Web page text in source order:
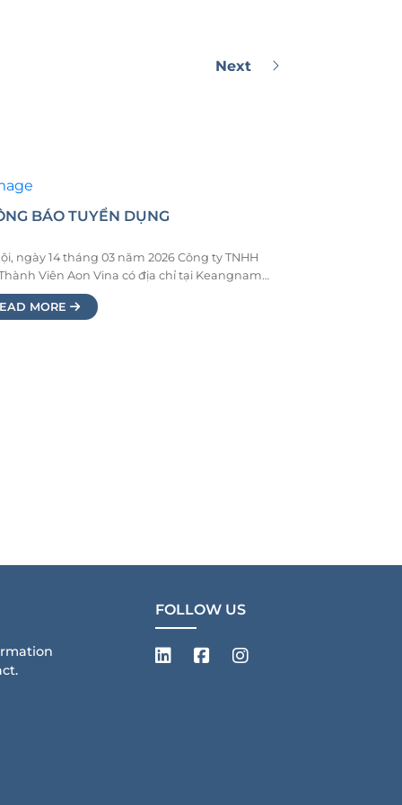
Next
BÁO TUYỂN DỤNG
ngày 14 tháng 03 năm 2026 Công ty TNHH
Viên Aon Vina có địa chỉ tại Keangnam
Landmark Tower, Khu E6 KĐT Mới Cầu Giấy,
Yên Hòa, Thành Phố Hà Nội. Điện thoại:
MORE
FOLLOW US